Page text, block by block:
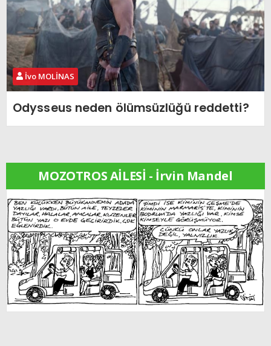
İvo MOLİNAS
Odysseus neden ölümsüzlüğü reddetti?
MOZOTROS AİLESİ - İrvin Mandel